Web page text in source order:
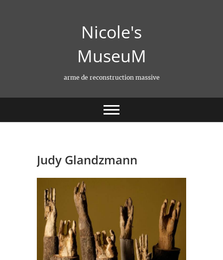
Nicole's
MuseuM
arme de reconstruction massive
Judy Glandzmann